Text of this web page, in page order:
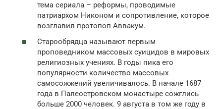
тема сериала – реформы, проводимые
патриархом Никоном и сопротивление, которое
возглавил протопоп Аввакум.
Старообрядца называют первым
проповедником массовых суицидов в мировых
религиозных учениях. В годы пика его
популярности количество массовых
самосожжений увеличивалось. В начале 1687
года в Палеостровском монастыре сожглись
больше 2000 человек. 9 августа в том же году в